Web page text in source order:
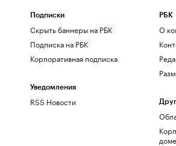
Подписки
Скрыть баннеры на РБК
Подписка на РБК
Корпоративная подписка
Уведомления
RSS Новости
РБК
О